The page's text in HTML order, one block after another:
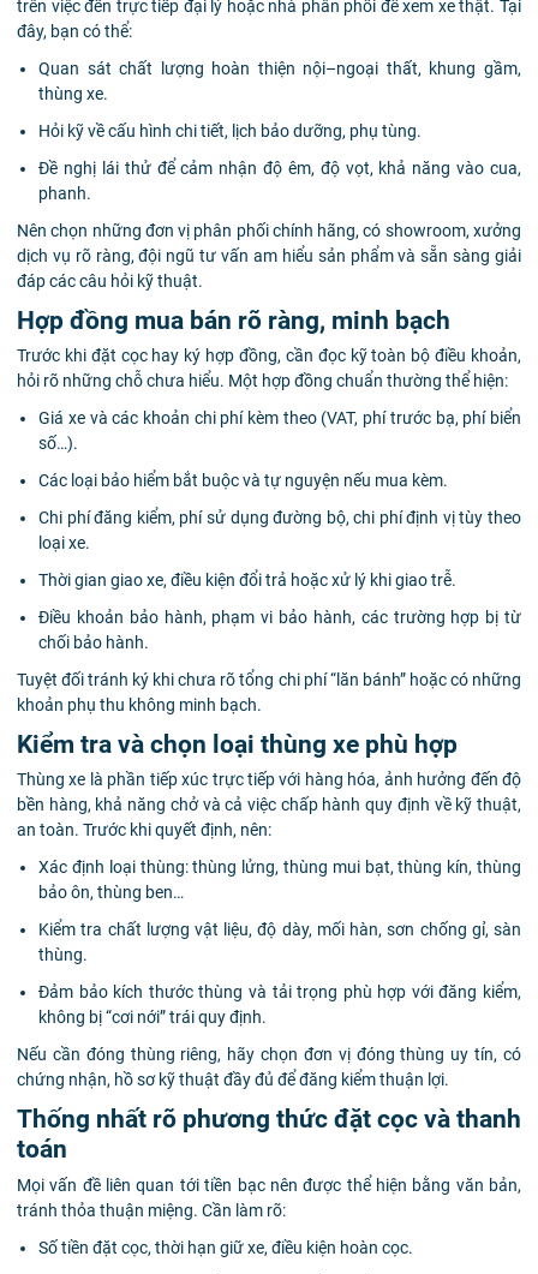
trên việc đến trực tiếp đại lý hoặc nhà phân phối để xem xe thật. Tại
đây, bạn có thể:
Quan sát chất lượng hoàn thiện nội–ngoại thất, khung gầm,
thùng xe.
Hỏi kỹ về cấu hình chi tiết, lịch bảo dưỡng, phụ tùng.
Đề nghị lái thử để cảm nhận độ êm, độ vọt, khả năng vào cua,
phanh.
Nên chọn những đơn vị phân phối chính hãng, có showroom, xưởng
dịch vụ rõ ràng, đội ngũ tư vấn am hiểu sản phẩm và sẵn sàng giải
đáp các câu hỏi kỹ thuật.
Hợp đồng mua bán rõ ràng, minh bạch
Trước khi đặt cọc hay ký hợp đồng, cần đọc kỹ toàn bộ điều khoản,
hỏi rõ những chỗ chưa hiểu. Một hợp đồng chuẩn thường thể hiện:
Giá xe và các khoản chi phí kèm theo (VAT, phí trước bạ, phí biển
số…).
Các loại bảo hiểm bắt buộc và tự nguyện nếu mua kèm.
Chi phí đăng kiểm, phí sử dụng đường bộ, chi phí định vị tùy theo
loại xe.
Thời gian giao xe, điều kiện đổi trả hoặc xử lý khi giao trễ.
Điều khoản bảo hành, phạm vi bảo hành, các trường hợp bị từ
chối bảo hành.
Tuyệt đối tránh ký khi chưa rõ tổng chi phí “lăn bánh” hoặc có những
khoản phụ thu không minh bạch.
Kiểm tra và chọn loại thùng xe phù hợp
Thùng xe là phần tiếp xúc trực tiếp với hàng hóa, ảnh hưởng đến độ
bền hàng, khả năng chở và cả việc chấp hành quy định về kỹ thuật,
an toàn. Trước khi quyết định, nên:
Xác định loại thùng: thùng lửng, thùng mui bạt, thùng kín, thùng
bảo ôn, thùng ben…
Kiểm tra chất lượng vật liệu, độ dày, mối hàn, sơn chống gỉ, sàn
thùng.
Đảm bảo kích thước thùng và tải trọng phù hợp với đăng kiểm,
không bị “cơi nới” trái quy định.
Nếu cần đóng thùng riêng, hãy chọn đơn vị đóng thùng uy tín, có
chứng nhận, hồ sơ kỹ thuật đầy đủ để đăng kiểm thuận lợi.
Thống nhất rõ phương thức đặt cọc và thanh
toán
Mọi vấn đề liên quan tới tiền bạc nên được thể hiện bằng văn bản,
tránh thỏa thuận miệng. Cần làm rõ:
Số tiền đặt cọc, thời hạn giữ xe, điều kiện hoàn cọc.